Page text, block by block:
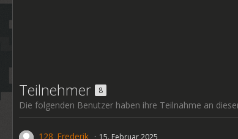
Teilnehmer 8
Die folgenden Benutzer haben ihre Teilnahme an
128_Frederik
15. Februar 2025